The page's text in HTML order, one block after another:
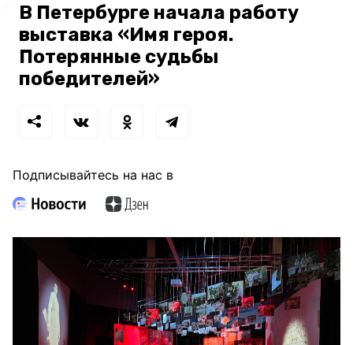
В Петербурге начала работу
выставка «Имя героя.
Потерянные судьбы
победителей»
Подписывайтесь на нас в